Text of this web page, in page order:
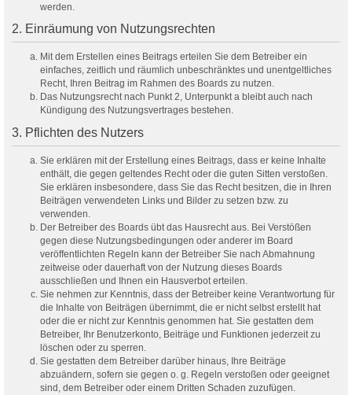
werden.
2. Einräumung von Nutzungsrechten
Mit dem Erstellen eines Beitrags erteilen Sie dem Betreiber ein
einfaches, zeitlich und räumlich unbeschränktes und unentgeltliches
Recht, Ihren Beitrag im Rahmen des Boards zu nutzen.
Das Nutzungsrecht nach Punkt 2, Unterpunkt a bleibt auch nach
Kündigung des Nutzungsvertrages bestehen.
3. Pflichten des Nutzers
Sie erklären mit der Erstellung eines Beitrags, dass er keine Inhalte
enthält, die gegen geltendes Recht oder die guten Sitten verstoßen.
Sie erklären insbesondere, dass Sie das Recht besitzen, die in Ihren
Beiträgen verwendeten Links und Bilder zu setzen bzw. zu
verwenden.
Der Betreiber des Boards übt das Hausrecht aus. Bei Verstößen
gegen diese Nutzungsbedingungen oder anderer im Board
veröffentlichten Regeln kann der Betreiber Sie nach Abmahnung
zeitweise oder dauerhaft von der Nutzung dieses Boards
ausschließen und Ihnen ein Hausverbot erteilen.
Sie nehmen zur Kenntnis, dass der Betreiber keine Verantwortung für
die Inhalte von Beiträgen übernimmt, die er nicht selbst erstellt hat
oder die er nicht zur Kenntnis genommen hat. Sie gestatten dem
Betreiber, Ihr Benutzerkonto, Beiträge und Funktionen jederzeit zu
löschen oder zu sperren.
Sie gestatten dem Betreiber darüber hinaus, Ihre Beiträge
abzuändern, sofern sie gegen o. g. Regeln verstoßen oder geeignet
sind, dem Betreiber oder einem Dritten Schaden zuzufügen.